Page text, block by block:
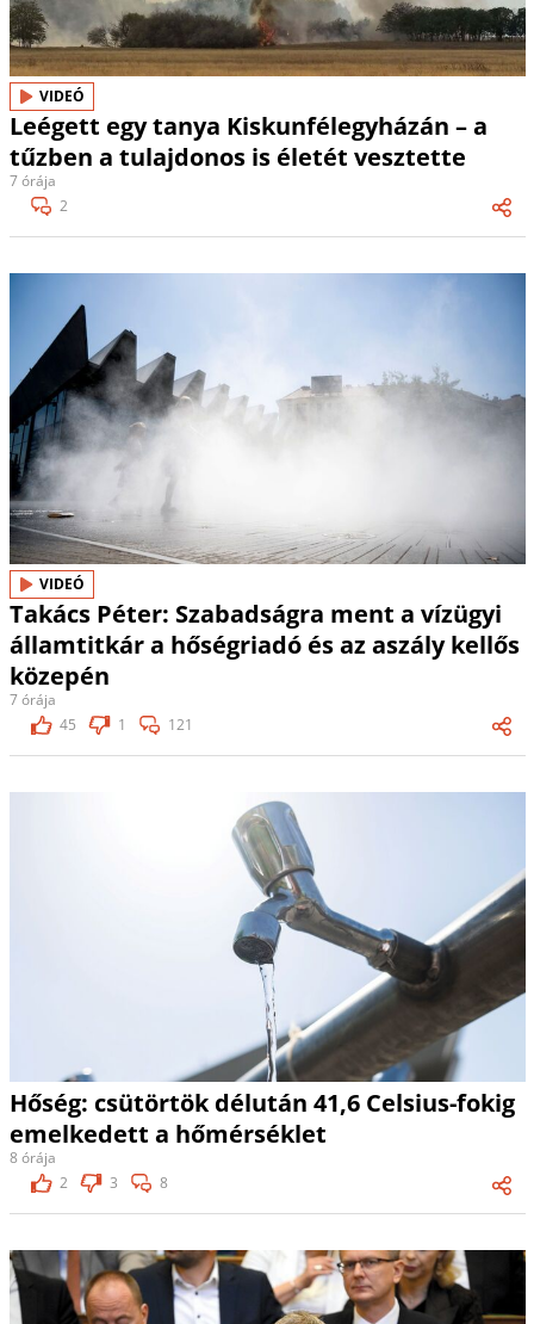
VIDEÓ
Leégett egy tanya Kiskunfélegyházán – a
tűzben a tulajdonos is életét vesztette
7 órája
2
VIDEÓ
Takács Péter: Szabadságra ment a vízügyi
államtitkár a hőségriadó és az aszály kellős
közepén
7 órája
45
1 121
Hőség: csütörtök délután 41,6 Celsius-fokig
emelkedett a hőmérséklet
8 órája
2
3 8